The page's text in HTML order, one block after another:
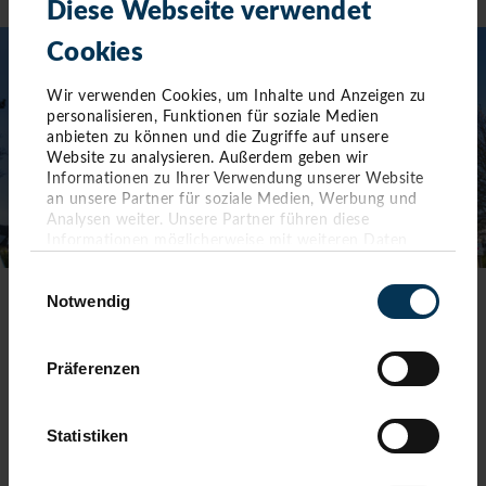
Diese Webseite verwendet
Cookies
Wir verwenden Cookies, um Inhalte und Anzeigen zu
personalisieren, Funktionen für soziale Medien
anbieten zu können und die Zugriffe auf unsere
Website zu analysieren. Außerdem geben wir
Informationen zu Ihrer Verwendung unserer Website
an unsere Partner für soziale Medien, Werbung und
Analysen weiter. Unsere Partner führen diese
sie im Rahmen Ihrer Nutzung der Dienste gesammelt
haben. Sie geben Einwilligung zu unseren Cookies,
Notwendig
Präferenzen
Statistiken
TOURIST-INFORMATION TIMMENDORFER STRAND
Timmendorfer Platz 10
Telefon: 04503-3577-0